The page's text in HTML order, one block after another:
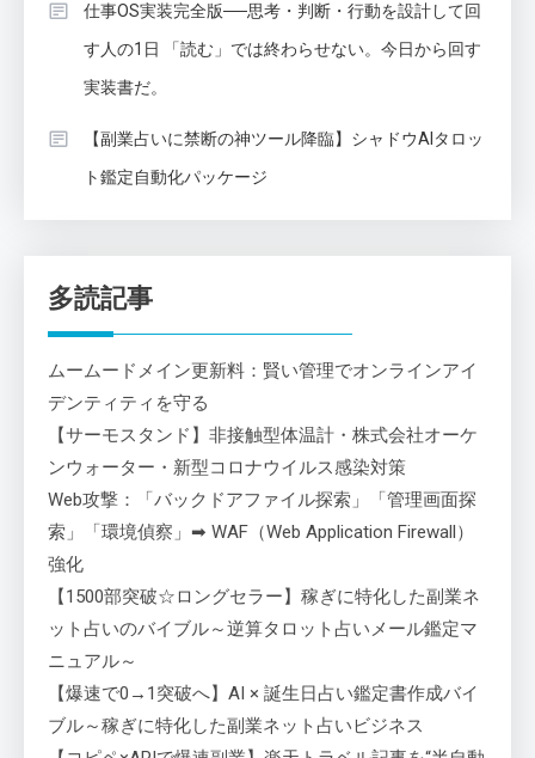
仕事OS実装完全版──思考・判断・行動を設計して回
す人の1日 「読む」では終わらせない。今日から回す
実装書だ。
【副業占いに禁断の神ツール降臨】シャドウAIタロッ
ト鑑定自動化パッケージ
多読記事
ムームードメイン更新料：賢い管理でオンラインアイ
デンティティを守る
【サーモスタンド】非接触型体温計・株式会社オーケ
ンウォーター・新型コロナウイルス感染対策
Web攻撃：「バックドアファイル探索」「管理画面探
索」「環境偵察」➡ WAF（Web Application Firewall）
強化
【1500部突破☆ロングセラー】稼ぎに特化した副業ネ
ット占いのバイブル～逆算タロット占いメール鑑定マ
ニュアル～
【爆速で0→1突破へ】AI × 誕生日占い鑑定書作成バイ
ブル～稼ぎに特化した副業ネット占いビジネス